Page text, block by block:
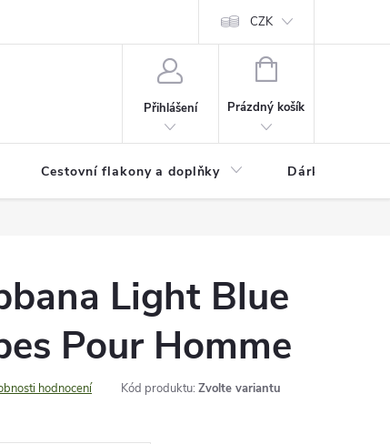
CZK
Přihlášení
NÁKUPNÍ
Prázdný košík
Cestovní flakony a doplňky Dárkové
Light Blue
Pour Homme
hodnocení Kód produktu: Zvolte variantu